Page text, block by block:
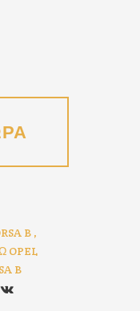
B ,
OPEL
B